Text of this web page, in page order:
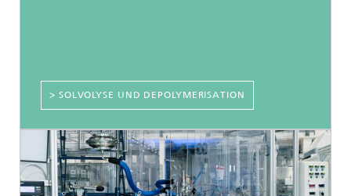
> SOLVOLYSE UND DEPOLYMERISATION